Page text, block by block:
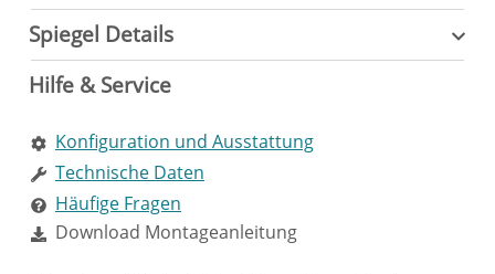
Spiegel Details
Hilfe & Service
Konfiguration und Ausstattung
Technische Daten
Häufige Fragen
Download Montageanleitung